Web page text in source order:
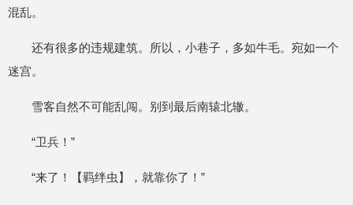
混乱。
还有很多的违规建筑。所以，小巷子，多如牛毛。宛如一个
迷宫。
雪客自然不可能乱闯。别到最后南辕北辙。
“卫兵！”
“来了！【羁绊虫】，就靠你了！”